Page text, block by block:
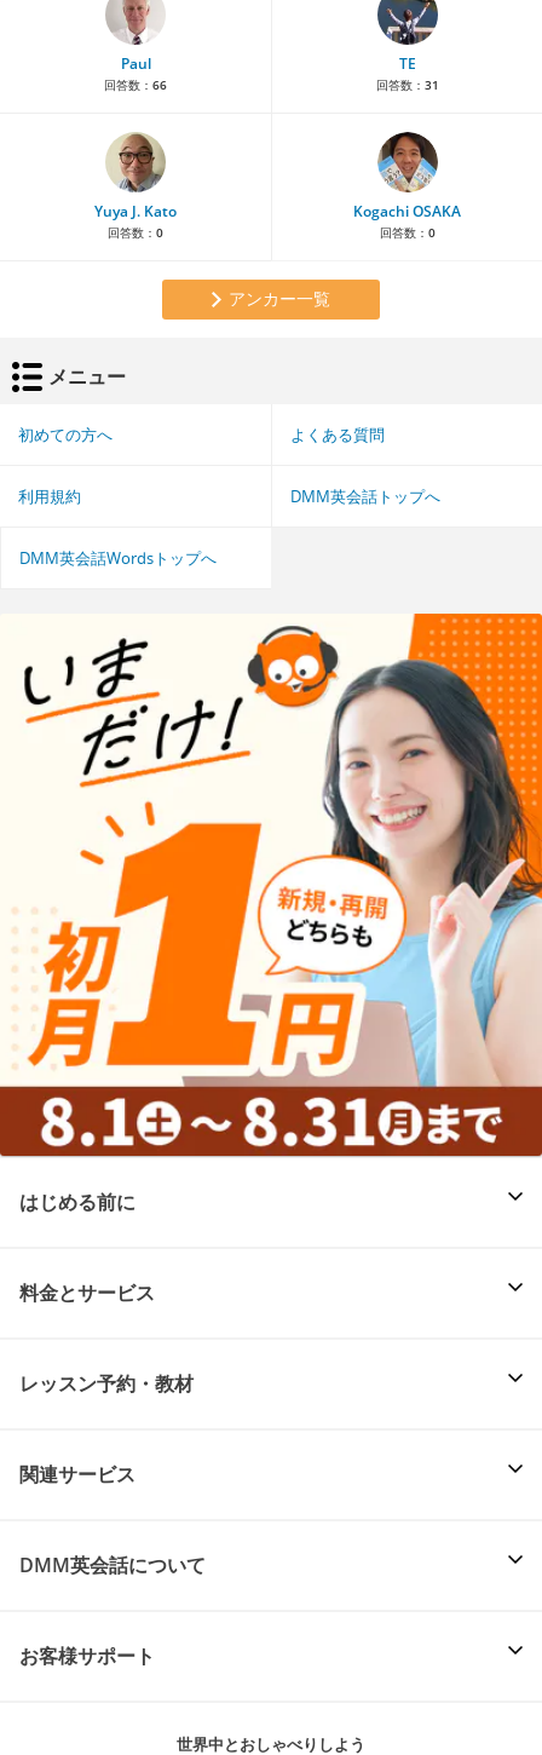
Paul
回答数： 66
TE
回答数： 31
Yuya J. Kato
回答数： 0
Kogachi OSAKA
回答数： 0
アンカー一覧
メニュー
初めての方へ よくある質問
利用規約 DMM英会話トップへ
DMM英会話Wordsトップへ
はじめる前に
料金とサービス
レッスン予約・教材
関連サービス
DMM英会話について
お客様サポート
世界中とおしゃべりしよう